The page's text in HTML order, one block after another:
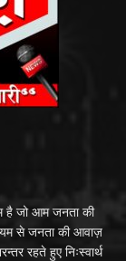
है जो आम जनता की
से जनता की आवाज़
रहते हुए निःस्वार्थ